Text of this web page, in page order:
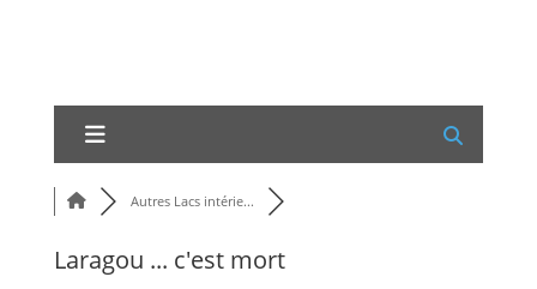
Autres Lacs intérie...
Laragou ... c'est mort